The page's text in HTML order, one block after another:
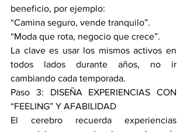
beneficio, por ejemplo:
“Camina seguro, vende tranquilo”.
“Moda que rota, negocio que crece”.
La clave es usar los mismos activos en
todos lados durante años, no ir
cambiando cada temporada.
Paso 3: DISEÑA EXPERIENCIAS CON
“FEELING” Y AFABILIDAD
El cerebro recuerda experiencias